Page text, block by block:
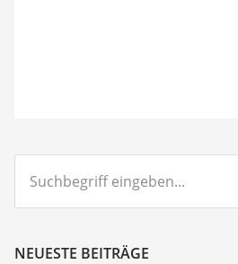
eingeben...
NEUESTE BEITRÄGE